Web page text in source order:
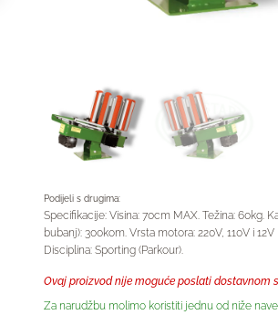
Podijeli s drugima:
Specifikacije: Visina: 70cm MAX. Težina: 60kg.
bubanj): 300kom. Vrsta motora: 220V, 110V i
Disciplina: Sporting (Parkour).
Ovaj proizvod nije moguće poslati dostavnom
Za narudžbu molimo koristiti jednu od niže